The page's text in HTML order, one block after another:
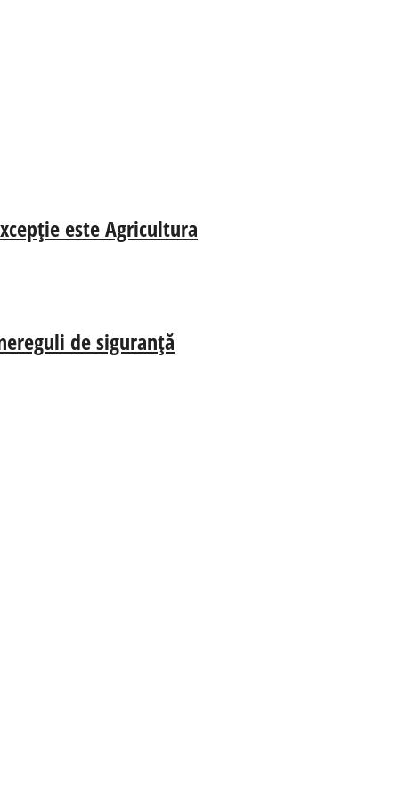
este Agricultura
de siguranță